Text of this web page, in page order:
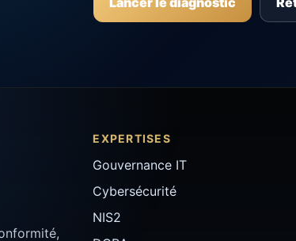
EXPERTISES
Gouvernance IT
Cybersécurité
NIS2